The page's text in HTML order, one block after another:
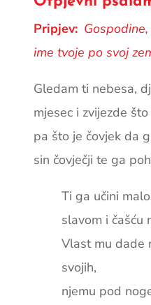
Pripjev:
ime tvoje po svoj
Gledam ti nebesa,
mjesec i zvijezde
pa što je čovjek da
sin čovječji te ga
Ti ga učini
slavom i čašću
Vlast mu dade
svojih,
njemu pod